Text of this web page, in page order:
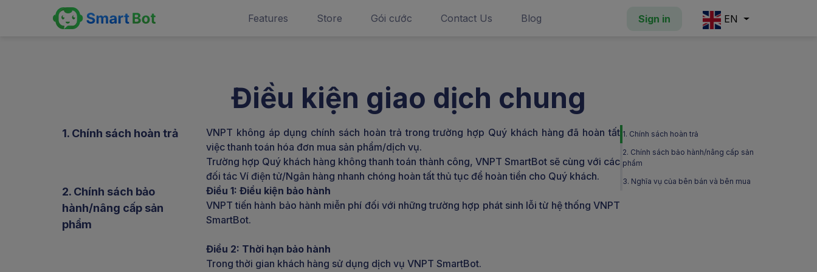
Features Store Gói cước Contact Us Blog Sign in EN
Điều kiện giao dịch chung
1. Chính sách hoàn trả
VNPT không áp dụng chính sách hoàn trả trong trường hợp Quý khách hàng đã hoàn tất
việc thanh toán hóa đơn mua sản phẩm/dịch vụ.
Trường hợp Quý khách hàng không thanh toán thành công, VNPT SmartBot sẽ cùng với các
đối tác Ví điện tử/Ngân hàng nhanh chóng hoàn tất thủ tục để hoàn tiền cho Quý khách.
2. Chính sách bảo
hành/nâng cấp sản
phẩm
Điều 1: Điều kiện bảo hành
VNPT tiến hành bảo hành miễn phí đối với những trường hợp phát sinh lỗi từ hệ thống VNPT
SmartBot.
Điều 2: Thời hạn bảo hành
Trong thời gian khách hàng sử dụng dịch vụ VNPT SmartBot.
1. Chính sách hoàn trả
2. Chính sách bảo hành/nâng cấp sản
phẩm
3. Nghĩa vụ của bên bán và bên mua